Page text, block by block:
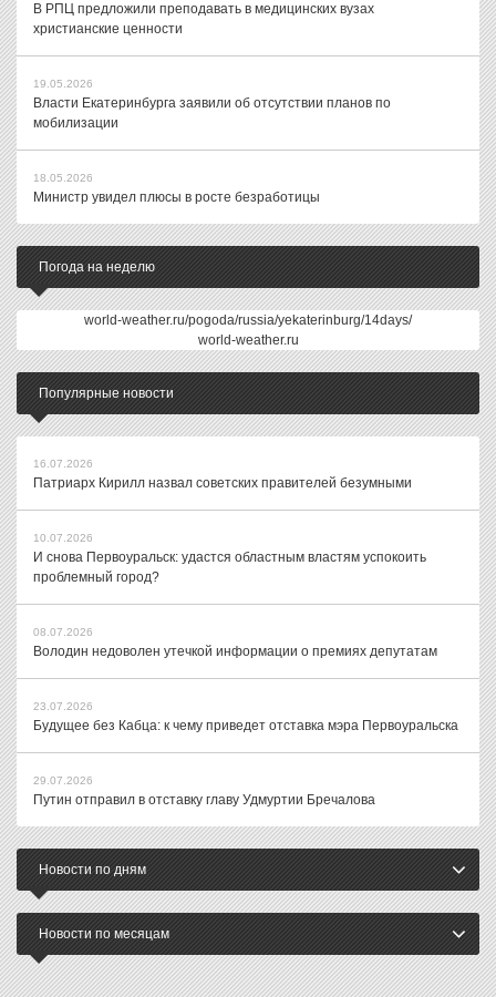
В РПЦ предложили преподавать в медицинских вузах
христианские ценности
19.05.2026
Власти Екатеринбурга заявили об отсутствии планов по
мобилизации
18.05.2026
Министр увидел плюсы в росте безработицы
Погода на неделю
world-weather.ru/pogoda/russia/yekaterinburg/14days/
world-weather.ru
Популярные новости
16.07.2026
Патриарх Кирилл назвал советских правителей безумными
10.07.2026
И снова Первоуральск: удастся областным властям успокоить
проблемный город?
08.07.2026
Володин недоволен утечкой информации о премиях депутатам
23.07.2026
Будущее без Кабца: к чему приведет отставка мэра Первоуральска
29.07.2026
Путин отправил в отставку главу Удмуртии Бречалова
Новости по дням
Новости по месяцам